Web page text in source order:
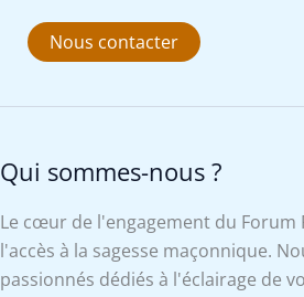
Nous contacter
Qui sommes-nous ?
Le cœur de l'engagement du Forum
l'accès à la sagesse maçonnique.
passionnés dédiés à l'éclairage de